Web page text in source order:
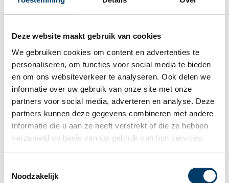
Deze website maakt gebruik van cookies
We gebruiken cookies om content en advertenties te
personaliseren, om functies voor social media te bieden
en om ons websiteverkeer te analyseren. Ook delen we
informatie over uw gebruik van onze site met onze
partners voor social media, adverteren en analyse. Deze
partners kunnen deze gegevens combineren met andere
informatie die u aan ze heeft verstrekt of die ze hebben
verzameld op basis van uw gebruik van hun services.
Noodzakelijk
werkkostenregeling.
Voor meer informatie over personeelskortingen
binnen de WKR verwijzen wij naar:
Personeelskortingen – de fiscale spelregels belicht –
Govers Accountants / Adviseurs
Tot slot
Indien u na het lezen van het bovenstaande vragen
heeft, neemt u dan gerust contact op met uw Govers
contactpersoon of de focusgroep Loonheffingen via
504.